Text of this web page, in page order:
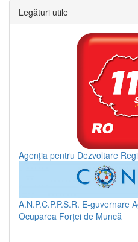
Legături utile
Agenția pentru Dezvoltare
A.N.P.C.P.P.S.R. E-guvernare
Ocuparea Forței de Muncă